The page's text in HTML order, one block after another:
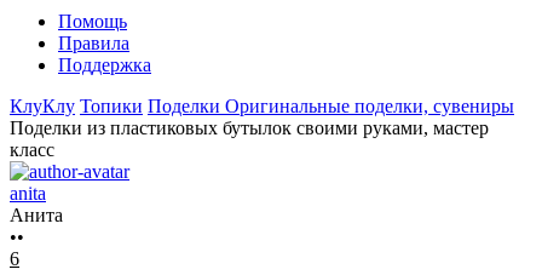
Помощь
Правила
Поддержка
КлуКлу Топики Поделки Оригинальные поделки, сувениры
Поделки из пластиковых бутылок своими руками, мастер
класс
anita
Анита
••
6